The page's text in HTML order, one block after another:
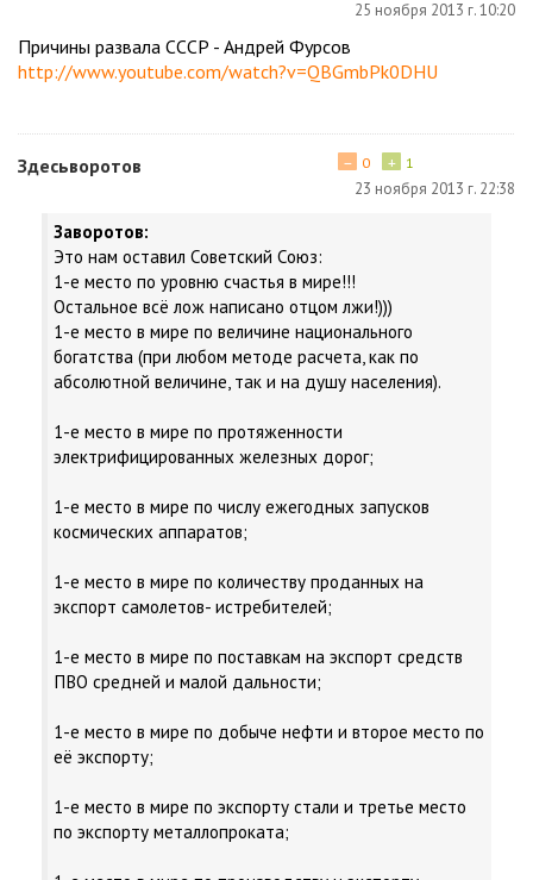
25 ноября 2013 г. 10:20
Причины развала СССР - Андрей Фурсов
http://www.youtube.com/watch?v=QBGmbPk0DHU
Здесьворотов + 1
− 0
23 ноября 2013 г. 22:38
Заворотов:
Это нам оставил Советский Союз:
1-е место по уровню счастья в мире!!!
Остальное всё лож написано отцом лжи!)))
1-е место в мире по величине национального
богатства (при любом методе расчета, как по
абсолютной величине, так и на душу населения).
1-е место в мире по протяженности
электрифицированных железных дорог;
1-е место в мире по числу ежегодных запусков
космических аппаратов;
1-е место в мире по количеству проданных на
экспорт самолетов- истребителей;
1-е место в мире по поставкам на экспорт средств
ПВО средней и малой дальности;
1-е место в мире по добыче нефти и второе место по
её экспорту;
1-е место в мире по экспорту стали и третье место
по экспорту металлопроката;